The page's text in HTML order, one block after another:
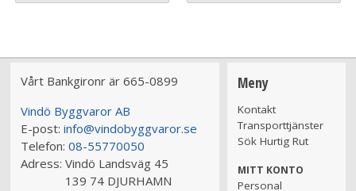
Vårt Bankgironr är 665-0899
Vindö Byggvaror AB
E-post: info@vindobyggvaror.se
Telefon: 08-55770050
Adress: Vindö Landsväg 45
139 74 DJURHAMN
Meny
Kontakt
Transporttjänster
Sök Hurtig Rut
MITT KONTO
Personal